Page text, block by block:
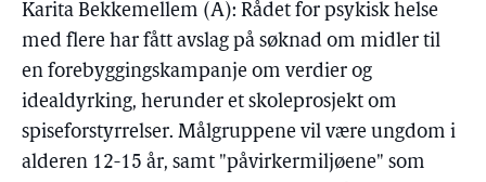
Karita Bekkemellem (A): Rådet for psykisk helse
med flere har fått avslag på søknad om midler til
en forebyggingskampanje om verdier og
idealdyrking, herunder et skoleprosjekt om
spiseforstyrrelser. Målgruppene vil være ungdom i
alderen 12-15 år, samt "påvirkermiljøene" som